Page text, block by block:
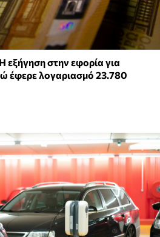
εξήγηση στην εφορία για
έφερε λογαριασμό 23.780